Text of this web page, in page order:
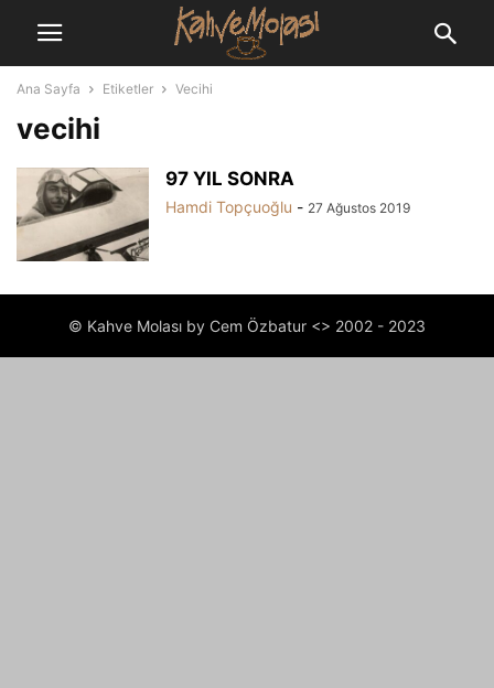
Ana Sayfa Etiketler Vecihi
vecihi
97 YIL SONRA
Hamdi Topçuoğlu - 27 Ağustos 2019
© Kahve Molası by Cem Özbatur <> 2002 - 2023